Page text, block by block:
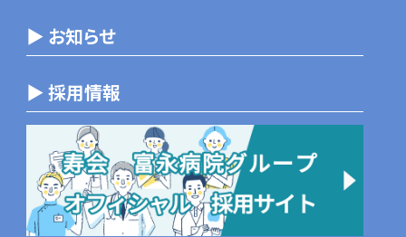
▶ お知らせ
▶ 採用情報